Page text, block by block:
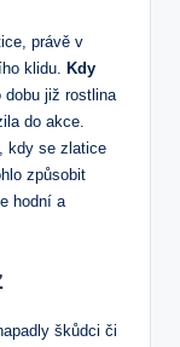
právě v
klidu. Kdy
dobu již rostlina
do akce.
kdy se zlatice
způsobit
hodní a
škůdci či